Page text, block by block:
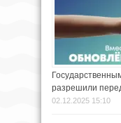
разрешили
02.12.2025 15:10